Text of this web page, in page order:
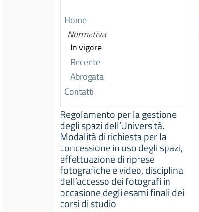
Home
Normativa
In vigore
Recente
Abrogata
Contatti
Regolamento per la gestione
degli spazi dell’Università.
Modalità di richiesta per la
concessione in uso degli spazi,
effettuazione di riprese
fotografiche e video, disciplina
dell’accesso dei fotografi in
occasione degli esami finali dei
corsi di studio